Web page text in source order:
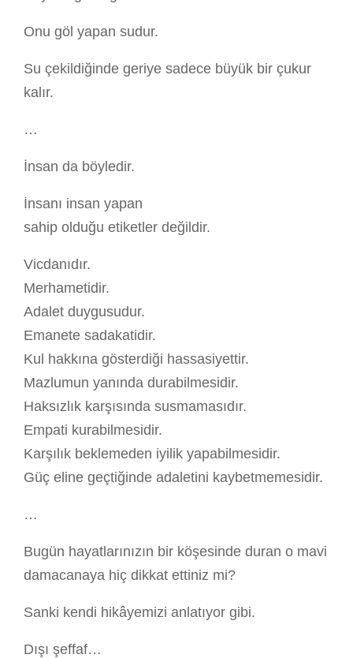
Onu göl yapan sudur.
Su çekildiğinde geriye sadece büyük bir çukur
kalır.
…
İnsan da böyledir.
İnsanı insan yapan
sahip olduğu etiketler değildir.
Vicdanıdır.
Merhametidir.
Adalet duygusudur.
Emanete sadakatidir.
Kul hakkına gösterdiği hassasiyettir.
Mazlumun yanında durabilmesidir.
Haksızlık karşısında susmamasıdır.
Empati kurabilmesidir.
Karşılık beklemeden iyilik yapabilmesidir.
Güç eline geçtiğinde adaletini kaybetmemesidir.
…
Bugün hayatlarınızın bir köşesinde duran o mavi
damacanaya hiç dikkat ettiniz mi?
Sanki kendi hikâyemizi anlatıyor gibi.
Dışı şeffaf…